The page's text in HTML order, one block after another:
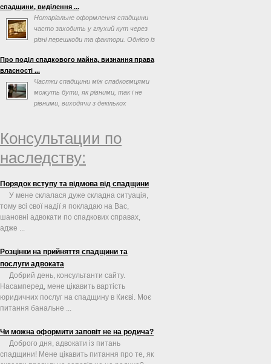
спадщини, виділення ...
Нотаріальне оформлення спадщини
часто заходить у глухий кут через
різні перешкоди та фактори. Однією із
Про поділ спадкового майна, визнання права
власності ...
Частки спадщини між спадкоємцями
можуть бути, як рівними, так і не
рівними, виходячи з декількох
Консультации по
наследству:
Порядок вступу та відмова від спадщини
У мене склалася дуже складна ситуація,
тому всі свої надії я покладаю на Вас,
шановні адвокати по спадкових справах,
адже ...
Розцінки на прийняття спадщини та
послуги адвоката
Добрий день, консультанти сайту.
Насамперед, мене цікавить вартість
юридичних послуг на спадщину в Києві. Моє
питання банальне ...
Чи можна оформити заповіт не на родича?
Доброго дня, адвокати із питань
спадщини! Мене цікавить питання про те, як